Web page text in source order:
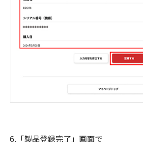
6.「製品登録完了」画面で